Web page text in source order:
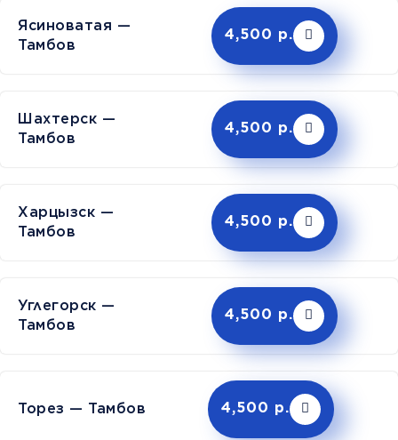
Ясиноватая —
Тамбов
4,500 р.
Шахтерск —
Тамбов
4,500 р.
Харцызск —
Тамбов
4,500 р.
Углегорск —
Тамбов
4,500 р.
Торез — Тамбов 4,500 р.